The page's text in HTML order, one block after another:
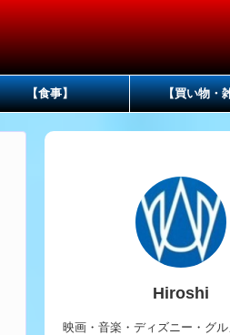
【食事】 【買い物・
Hiroshi
映画・音楽・ディズニー・グ